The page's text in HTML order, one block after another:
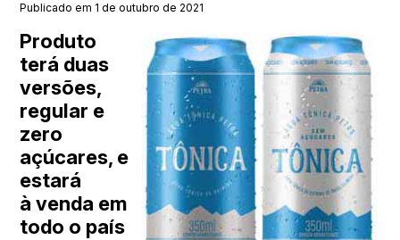
Publicado em 1 de outubro de 2021
Produto
terá duas
versões,
regular e
zero
açúcares, e
estará
à venda em
todo o país